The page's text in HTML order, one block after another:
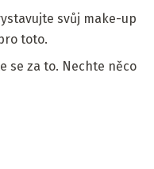
svůj make-up
toto.
se za to. Nechte něco